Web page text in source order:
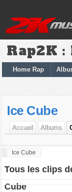
Rap2K :
Home Rap
Ice Cube
Accueil Albums
Ice Cube
Tous les clips
Cube